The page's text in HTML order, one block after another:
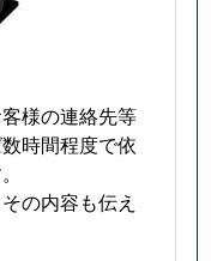
様の連絡先等
時間程度で依
の内容も伝え